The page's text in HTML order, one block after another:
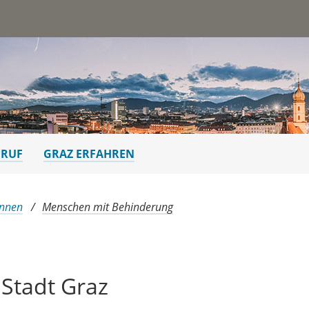
GRAZ ERFAHREN
Menschen mit Behinderung
Graz